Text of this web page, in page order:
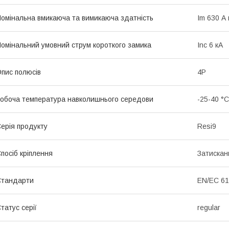
вмикаюча та вимикаюча здатність Im 630 А
умовний струм короткого замика Inc 6 кА
полюсів 4P
температура навколишнього середови -25-40 °C
продукту Resi9
кріплення
EN/EC
серії regular